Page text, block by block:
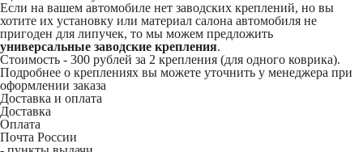
Если на вашем автомобиле нет заводских креплений, но вы
хотите их установку или материал салона автомобиля не
пригоден для липучек, то мы можем предложить
универсальные заводские крепления.
Стоимость - 300 рублей за 2 крепления (для одного коврика).
Подробнее о креплениях вы можете уточнить у менеджера при
оформлении заказа
Доставка и оплата
Доставка
Оплата
Почта России